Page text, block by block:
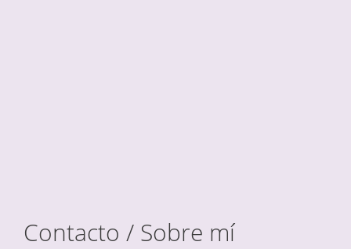
Contacto / Sobre mí